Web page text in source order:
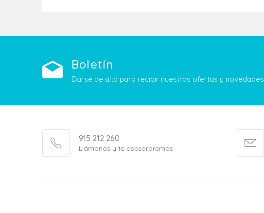
Boletín
Darse de alta para recibir nuestras ofertas y novedades
915 212 260
Llámanos y te asesoraremos